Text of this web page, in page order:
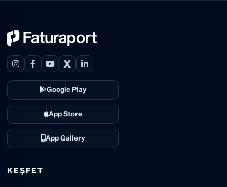
X
Google Play
App Store
App Gallery
KEŞFET